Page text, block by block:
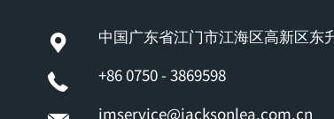
中国广东省江门市江海区高新区东
+86 0750 - 3869598
jmservice@jacksonlea.com.cn